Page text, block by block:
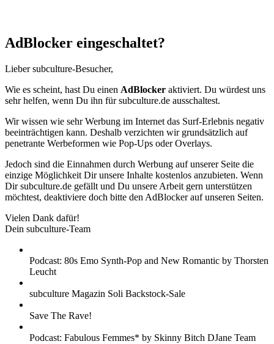
AdBlocker eingeschaltet?
Lieber subculture-Besucher,
Wie es scheint, hast Du einen AdBlocker aktiviert. Du würdest uns
sehr helfen, wenn Du ihn für subculture.de ausschaltest.
Wir wissen wie sehr Werbung im Internet das Surf-Erlebnis negativ
beeinträchtigen kann. Deshalb verzichten wir grundsätzlich auf
penetrante Werbeformen wie Pop-Ups oder Overlays.
Jedoch sind die Einnahmen durch Werbung auf unserer Seite die
einzige Möglichkeit Dir unsere Inhalte kostenlos anzubieten. Wenn
Dir subculture.de gefällt und Du unsere Arbeit gern unterstützen
möchtest, deaktiviere doch bitte den AdBlocker auf unseren Seiten.
Vielen Dank dafür!
Dein subculture-Team
Podcast: 80s Emo Synth-Pop and New Romantic by Thorsten
Leucht
subculture Magazin Soli Backstock-Sale
Save The Rave!
Podcast: Fabulous Femmes* by Skinny Bitch DJane Team